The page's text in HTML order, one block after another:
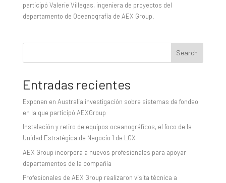
participó Valerie Villegas, ingeniera de proyectos del
departamento de Oceanografía de AEX Group.
Search
Entradas recientes
Exponen en Australia investigación sobre sistemas de fondeo
en la que participó AEXGroup
Instalación y retiro de equipos oceanográficos, el foco de la
Unidad Estratégica de Negocio 1 de LGX
AEX Group incorpora a nuevos profesionales para apoyar
departamentos de la compañía
Profesionales de AEX Group realizaron visita técnica a